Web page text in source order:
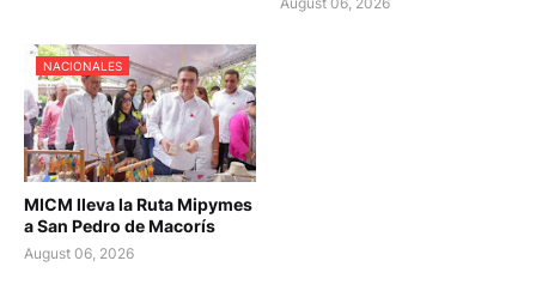
NACIONALES
MICM lleva la Ruta Mipymes
a San Pedro de Macorís
August 06, 2026